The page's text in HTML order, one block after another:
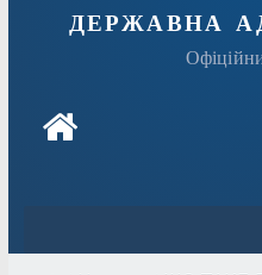
державна